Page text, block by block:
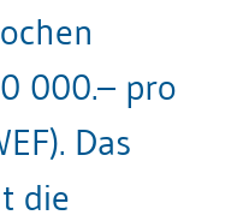
000.– pro
Das
die